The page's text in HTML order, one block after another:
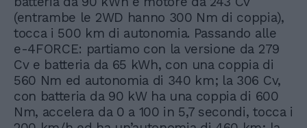
(entrambe le 2WD hanno 300 Nm di coppia),
tocca i 500 km di autonomia. Passando alle
e-4FORCE: partiamo con la versione da 279
Cv e batteria da 65 kWh, con una coppia di
560 Nm ed autonomia di 340 km; la 306 Cv,
con batteria da 90 kW ha una coppia di 600
Nm, accelera da 0 a 100 in 5,7 secondi, tocca i